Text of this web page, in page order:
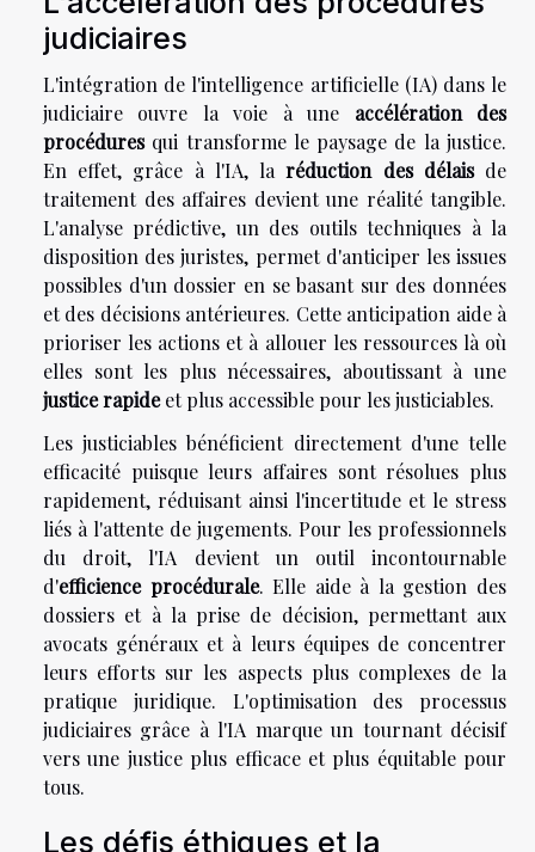
judiciaires
L'intégration de l'intelligence artificielle (IA) dans le
judiciaire ouvre la voie à une accélération des
procéduresqui transforme le paysage de la justice.
En effet, grâce à l'IA, laréduction des délaisde
traitement des affaires devient une réalité tangible.
L'analyse prédictive, un des outils techniques à la
disposition des juristes, permet d'anticiper les issues
possibles d'un dossier en se basant sur des données
et des décisions antérieures. Cette anticipation aide à
prioriser les actions et à allouer les ressources là où
elles sont les plus nécessaires, aboutissant à une
justice rapideet plus accessible pour les justiciables.
Les justiciables bénéficient directement d'une telle
efficacité puisque leurs affaires sont résolues plus
rapidement, réduisant ainsi l'incertitude et le stress
liés à l'attente de jugements. Pour les professionnels
du droit, l'IA devient un outil incontournable
d'efficience procédurale. Elle aide à la gestion des
dossiers et à la prise de décision, permettant aux
avocats généraux et à leurs équipes de concentrer
leurs efforts sur les aspects plus complexes de la
pratique juridique. L'optimisation des processus
judiciaires grâce à l'IA marque un tournant décisif
vers une justice plus efficace et plus équitable pour
tous.
Les défis éthiques et la